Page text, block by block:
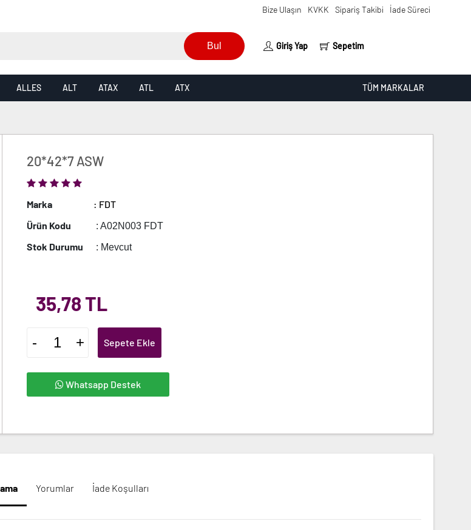
Bize Ulaşın KVKK Sipariş Takibi İade Süreci
Bul Giriş Yap Sepetim
ALLES ALT ATAX ATL ATX TÜM MARKALAR
20*42*7 ASW
Marka
: FDT
Ürün Kodu
: A02N003 FDT
Stok Durumu : Mevcut
35,78 TL
- + Sepete Ekle
Whatsapp Destek
Yorumlar İade Koşulları